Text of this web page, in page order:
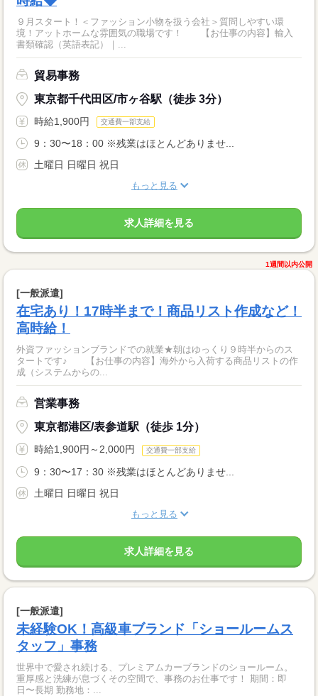
９月スタート！＜ファッション小物を扱う会社＞質問しやすい環
境！アットホームな雰囲気の職場です！ 【お仕事の内容】輸入
書類確認（英語表記）｜...
貿易事務
東京都千代田区/市ヶ谷駅（徒歩 3分）
時給1,900円 交通費一部支給
9：30〜18：00 ※残業はほとんどありませ...
土曜日 日曜日 祝日
もっと見る
求人詳細を見る
1週間以内公開
[一般派遣]
在宅あり！17時半まで！商品リスト作成など！
高時給！
外資ファッションブランドでの就業★朝はゆっくり９時半からのス
タートです♪ 【お仕事の内容】海外から入荷する商品リストの作
成（システムからの...
営業事務
東京都港区/表参道駅（徒歩 1分）
時給1,900円～2,000円 交通費一部支給
9：30〜17：30 ※残業はほとんどありませ...
土曜日 日曜日 祝日
もっと見る
求人詳細を見る
[一般派遣]
未経験OK！高級車ブランド「ショールームス
タッフ」事務
世界中で愛され続ける、プレミアムカーブランドのショールーム。
重厚感と洗練が息づくその空間で、事務のお仕事です！ 期間：即
日〜長期 勤務地：...